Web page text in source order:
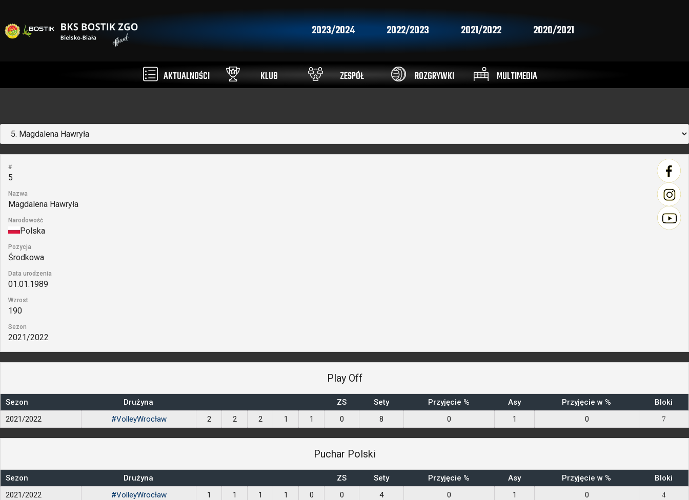
2023/2024 2022/2023 2021/2022 2020/2021
AKTUALNOŚCI KLUB ZESPÓŁ ROZGRYWKI MULTIMEDIA
#
5
Nazwa
Magdalena Hawryła
Narodowość
Polska
Pozycja
Środkowa
Data urodzenia
01.01.1989
Wzrost
190
Sezon
2021/2022
Play Off
Sezon Drużyna ZS Sety Przyjęcie % Asy Przyjęcie w %
Bloki
2021/2022
#VolleyWrocław 2 2 2 1 1 0 8 0 1 0 7
Puchar Polski
Sezon Drużyna ZS Sety Przyjęcie % Asy Przyjęcie w %
Bloki
2021/2022
#VolleyWrocław 1 1 1 1 0 0 4 0 1 0 4